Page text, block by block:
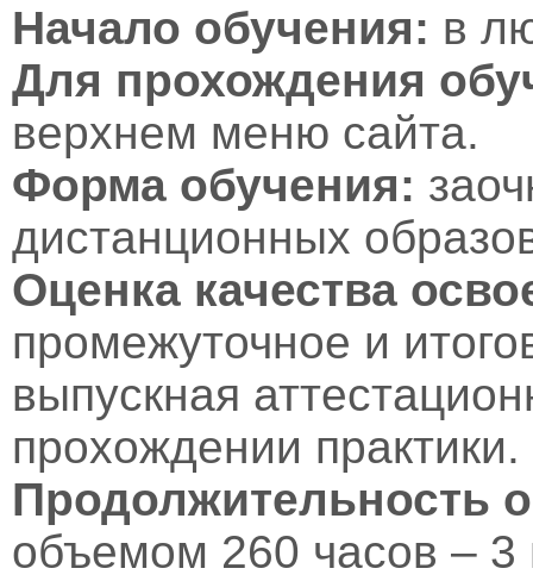
Начало обучения: в
Для прохождения
верхнем меню сайта.
Форма обучения:
дистанционных
Оценка качества
промежуточное и
выпускная
прохождении практики.
Продолжительность
объемом 260 часов –